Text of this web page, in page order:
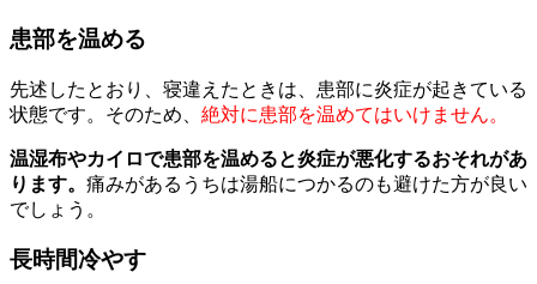
患部を温める
先述したとおり、寝違えたときは、患部に炎症が起きている
状態です。そのため、 絶対に患部を温めてはいけません。
温湿布やカイロで患部を温めると炎症が悪化するおそれがあ
ります。 痛みがあるうちは湯船につかるのも避けた方が良い
でしょう。
長時間冷やす